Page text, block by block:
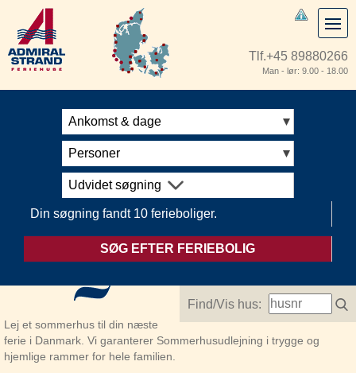
Tlf.+45 89880266
Man - lør: 9.00 - 18.00
Ankomst & dage
Personer
Udvidet søgning
Din søgning fandt 10 ferieboliger.
SØG EFTER FERIEBOLIG
Find/Vis hus:
Lej et sommerhus til din næste
ferie i Danmark. Vi garanterer Sommerhusudlejning i trygge og
hjemlige rammer for hele familien.